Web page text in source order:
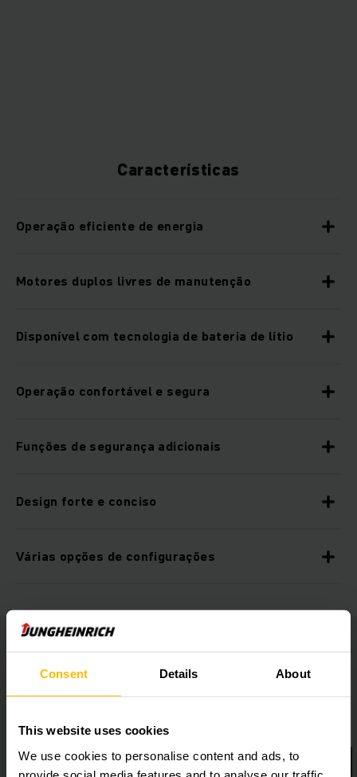
Consent Details About
This website uses cookies
We use cookies to personalise content and ads, to
Características
Operação eficiente de energia
Motores duplos livres de manutenção
Disponível com tecnologia de bateria de lítio
Operação confortável e segura
Funções de segurança adicionais
Design forte e conciso
Várias opções de configurações